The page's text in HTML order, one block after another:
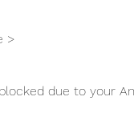
>
due to your